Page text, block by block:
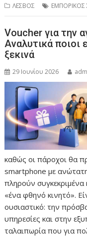
ΛΕΣΒΟΣ ΕΜΠΟΡΙΚΟΣ
Voucher για την
Αναλυτικά ποιοι
ξεκινά
29 Ιουνίου 2026
καθώς οι πάροχοι θα
smartphone με
πληρούν συγκεκριμένα
«ένα φθηνό κινητό».
ουσιαστικό: την
υπηρεσίες και στην
ταλαιπωρία που για